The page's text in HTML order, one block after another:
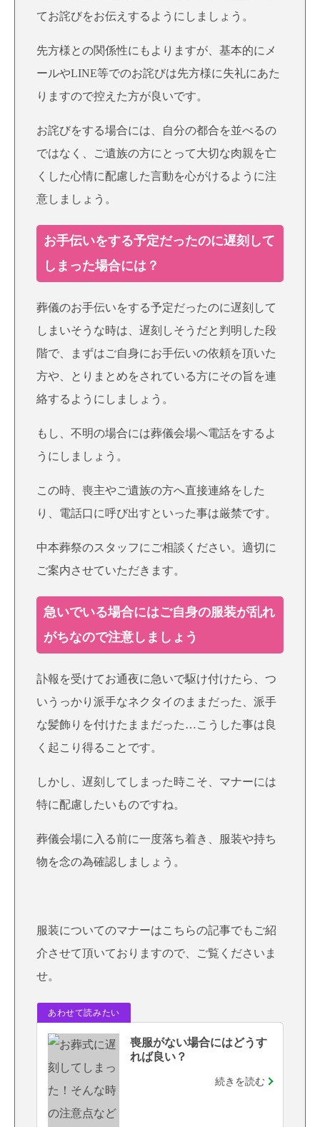
てお詫びをお伝えするようにしましょう。
先方様との関係性にもよりますが、基本的にメ
ールやLINE等でのお詫びは先方様に失礼にあた
りますので控えた方が良いです。
お詫びをする場合には、自分の都合を並べるの
ではなく、ご遺族の方にとって大切な肉親を亡
くした心情に配慮した言動を心がけるように注
意しましょう。
お手伝いをする予定だったのに遅刻して
しまった場合には？
葬儀のお手伝いをする予定だったのに遅刻して
しまいそうな時は、遅刻しそうだと判明した段
階で、まずはご自身にお手伝いの依頼を頂いた
方や、とりまとめをされている方にその旨を連
絡するようにしましょう。
もし、不明の場合には葬儀会場へ電話をするよ
うにしましょう。
この時、喪主やご遺族の方へ直接連絡をした
り、電話口に呼び出すといった事は厳禁です。
中本葬祭のスタッフにご相談ください。適切に
ご案内させていただきます。
急いでいる場合にはご自身の服装が乱れ
がちなので注意しましょう
訃報を受けてお通夜に急いで駆け付けたら、つ
いうっかり派手なネクタイのままだった、派手
な髪飾りを付けたままだった…こうした事は良
く起こり得ることです。
しかし、遅刻してしまった時こそ、マナーには
特に配慮したいものですね。
葬儀会場に入る前に一度落ち着き、服装や持ち
物を念の為確認しましょう。
服装についてのマナーはこちらの記事でもご紹
介させて頂いておりますので、ご覧くださいま
せ。
喪服がない場合にはどうす
れば良い？
続きを読む